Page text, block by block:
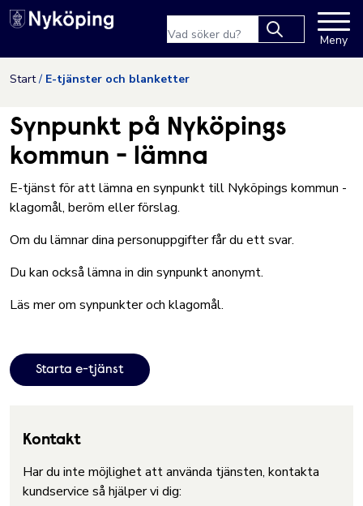
Hoppa till innehåll
Nyköpings kommuns
results.
Meny
Start E-tjänster och blanketter
Synpunkt på Nyköpings
kommun - lämna
E-tjänst för att lämna en synpunkt till Nyköpings kommun -
klagomål, beröm eller förslag.
Om du lämnar dina personuppgifter får du ett svar.
Du kan också lämna in din synpunkt anonymt.
Läs mer om synpunkter och klagomål.
Starta e-tjänst
Kontakt
Har du inte möjlighet att använda tjänsten, kontakta
kundservice så hjälper vi dig: